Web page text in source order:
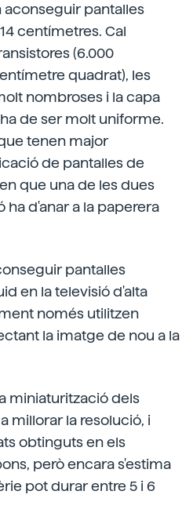
aconseguir pantalles
centímetres. Cal
(6.000
quadrat), les
nombroses i la capa
de ser molt uniforme.
tenen major
de pantalles de
que una de les dues
ha d'anar a la paperera
pantalles
en la televisió d'alta
només utilitzen
la imatge de nou a la
miniaturització dels
millorar la resolució, i
obtinguts en els
però encara s'estima
pot durar entre 5 i 6